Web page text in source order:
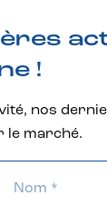
!
nos
le marché.